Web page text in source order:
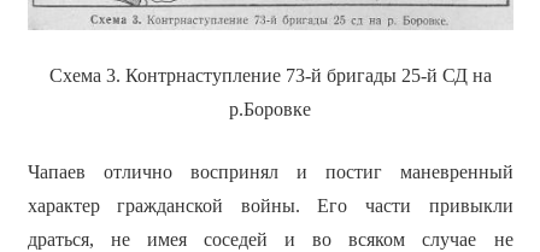
Схема 3. Контрнаступление 73-й бригады 25-й СД на
р.Боровке
Чапаев отлично воспринял и постиг маневренный
характер гражданской войны. Его части привыкли
драться, не имея соседей и во всяком случае не